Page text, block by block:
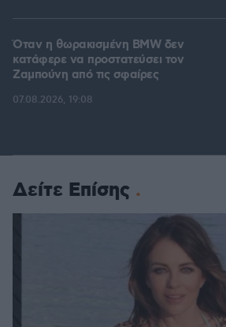
Όταν η θωρακισμένη BMW δεν
κατάφερε να προστατεύσει τον
Ζαμπούνη από τις σφαίρες
07.08.2026, 19:08
Δείτε Επίσης